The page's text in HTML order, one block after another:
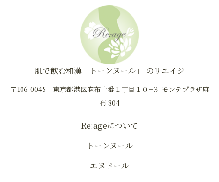
肌で飲む和漢「トーンヌール」 のリエイジ
〒106-0045 東京都港区麻布十番１丁目１０−３ モンテプラザ麻
布 804
Re:ageについて
トーンヌール
エヌドール